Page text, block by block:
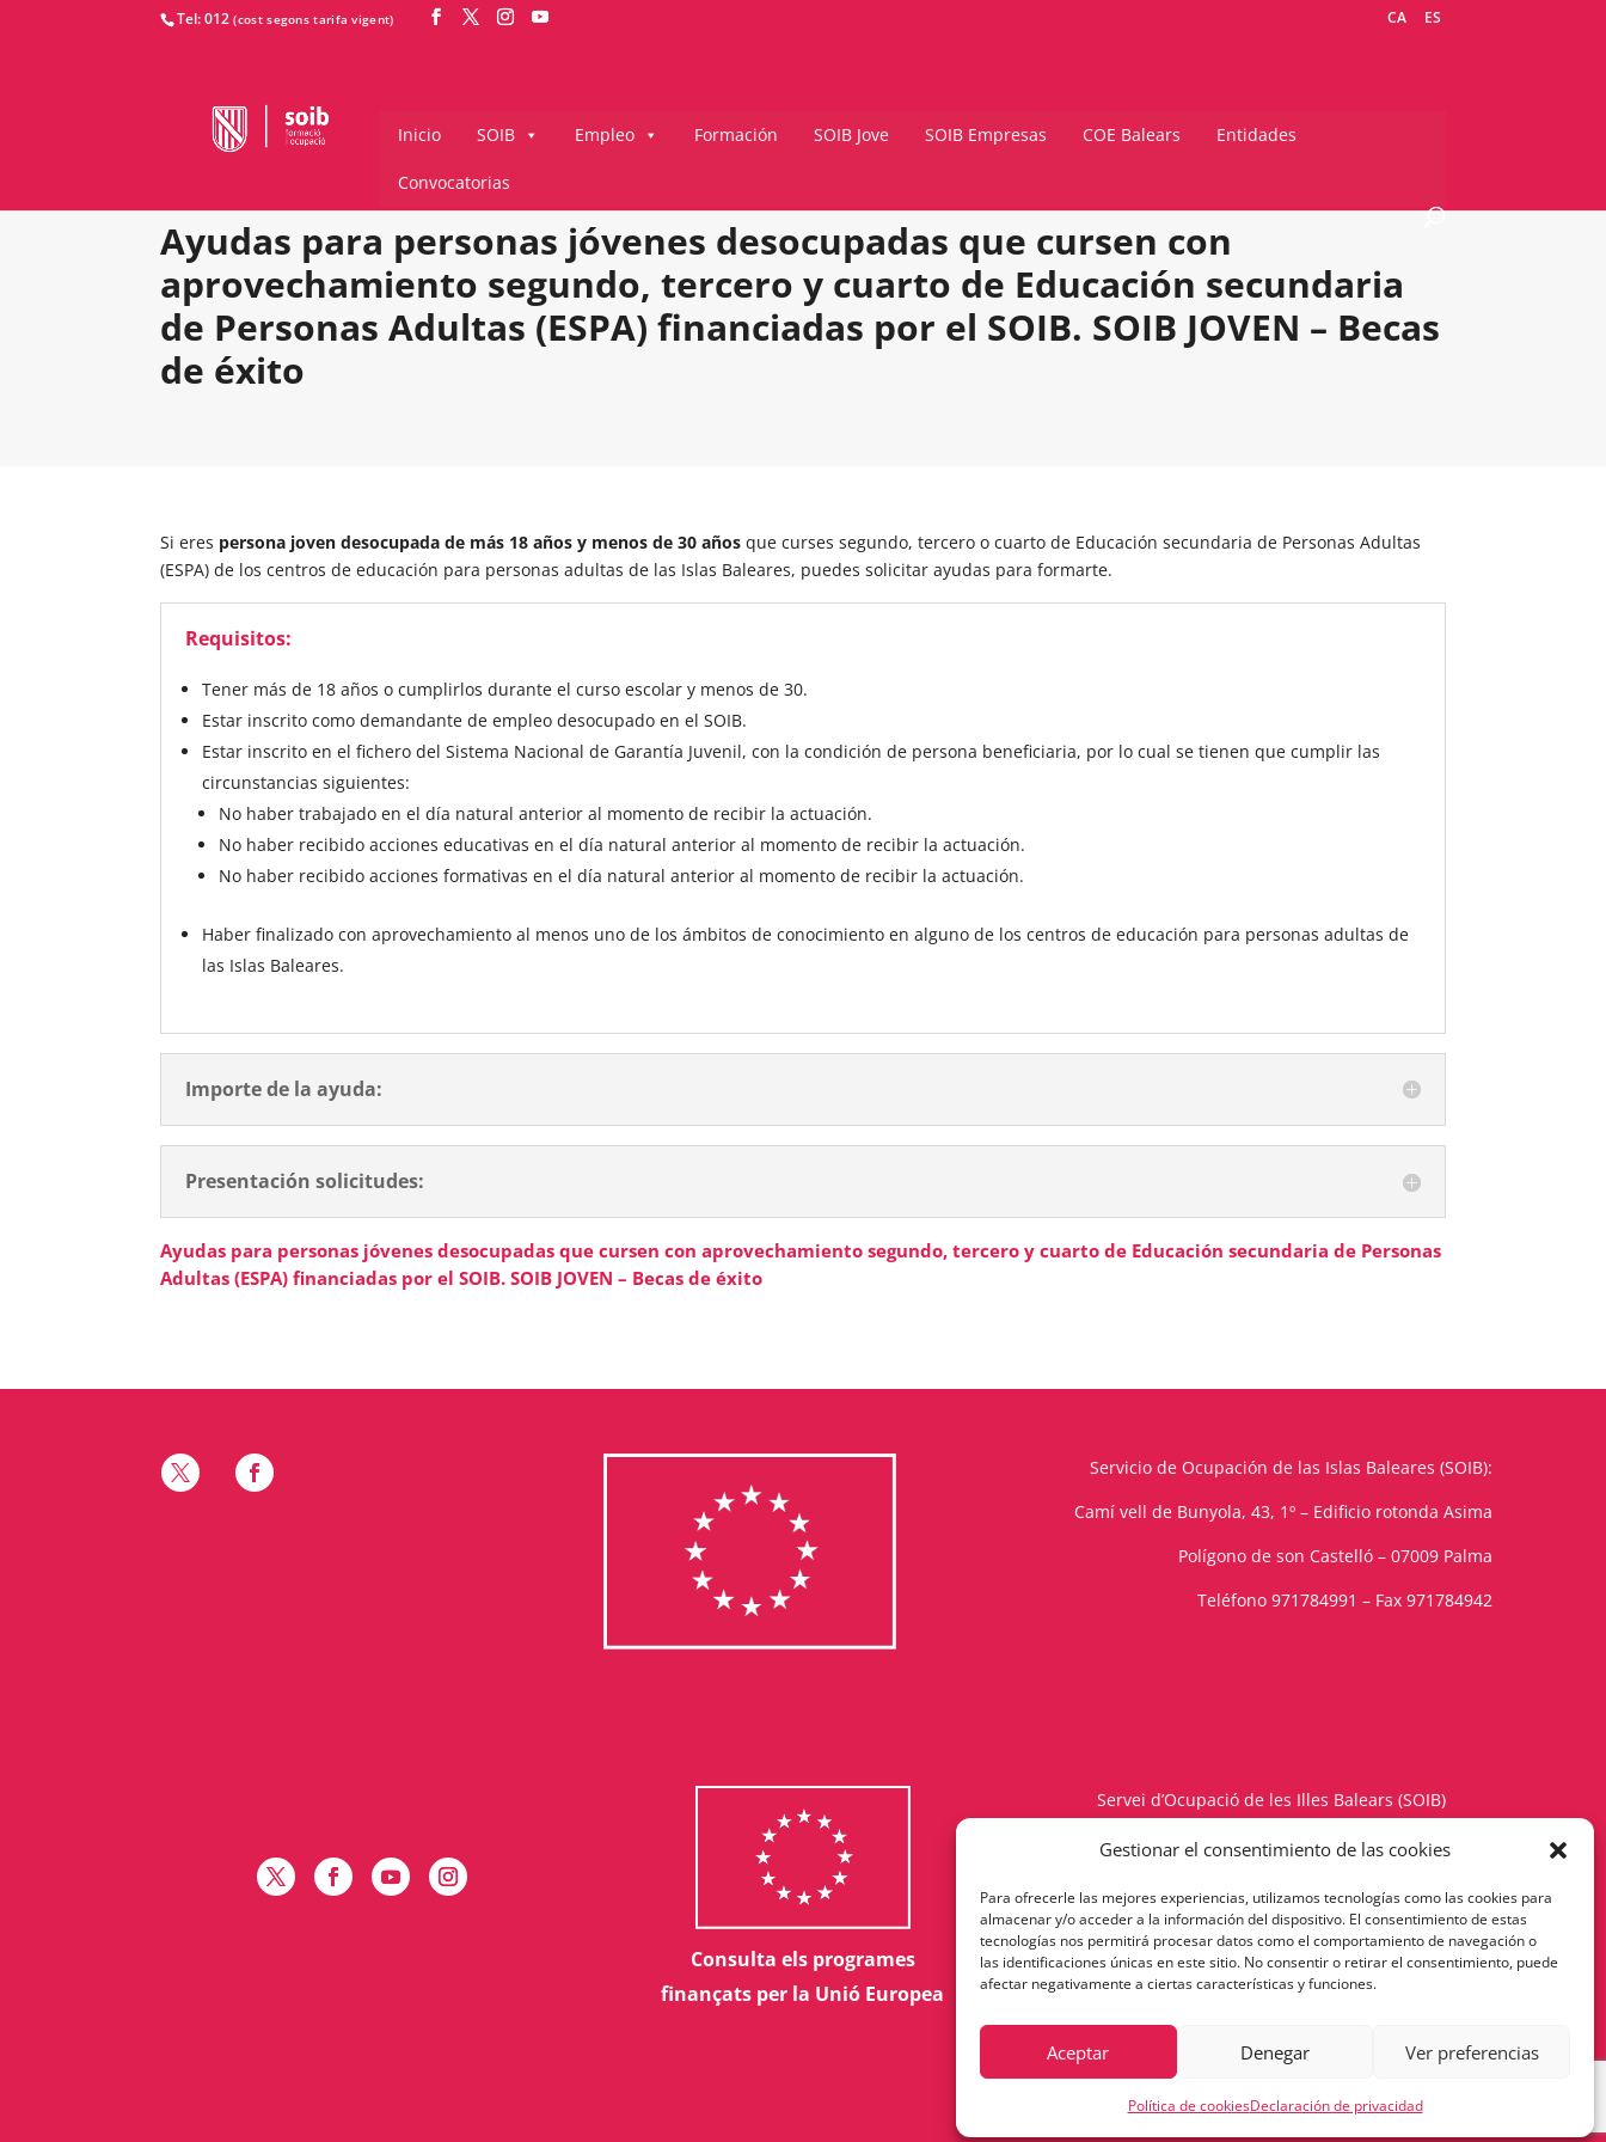
Gestionar el consentimiento de las cookies
Para ofrecerle las mejores experiencias, utilizamos tecnologías como las cookies para
almacenar y/o acceder a la información del dispositivo. El consentimiento de estas
tecnologías nos permitirá procesar datos como el comportamiento de navegación o
las identificaciones únicas en este sitio. No consentir o retirar el consentimiento, puede
afectar negativamente a ciertas características y funciones.
Aceptar Denegar Ver preferencias
Política de cookiesDeclaración de privacidad
Tel: 012 CA ES
Inicio SOIB Empleo Formación SOIB Jove SOIB Empresas COE Balears Entidades
Convocatorias
Ayudas para personas jóvenes desocupadas que cursen con
aprovechamiento segundo, tercero y cuarto de Educación secundaria
de Personas Adultas (ESPA) financiadas por el SOIB. SOIB JOVEN – Becas
de éxito
Si eres persona joven desocupada de más 18 años y menos de 30 años que curses segundo, tercero o cuarto de Educación secundaria de Personas Adultas
(ESPA) de los centros de educación para personas adultas de las Islas Baleares, puedes solicitar ayudas para formarte.
Requisitos:
Tener más de 18 años o cumplirlos durante el curso escolar y menos de 30.
Estar inscrito como demandante de empleo desocupado en el SOIB.
Estar inscrito en el fichero del Sistema Nacional de Garantía Juvenil, con la condición de persona beneficiaria, por lo cual se tienen que cumplir las
circunstancias siguientes:
No haber trabajado en el día natural anterior al momento de recibir la actuación.
No haber recibido acciones educativas en el día natural anterior al momento de recibir la actuación.
No haber recibido acciones formativas en el día natural anterior al momento de recibir la actuación.
Haber finalizado con aprovechamiento al menos uno de los ámbitos de conocimiento en alguno de los centros de educación para personas adultas de
las Islas Baleares.
Importe de la ayuda:
Presentación solicitudes:
Ayudas para personas jóvenes desocupadas que cursen con aprovechamiento segundo, tercero y cuarto de Educación secundaria de Personas
Adultas (ESPA) financiadas por el SOIB. SOIB JOVEN – Becas de éxito
 
Servicio de Ocupación de las Islas Baleares (SOIB):
Camí vell de Bunyola, 43, 1º – Edificio rotonda Asima
Polígono de son Castelló – 07009 Palma
Teléfono 971784991 – Fax 971784942
Consulta els programes
finançats per la Unió Europea
Servei d’Ocupació de les Illes Balears (SOIB)
Carrer del Gremi d’Hortolans, 11, 1a planta
Telèfon 971177900 – Fax 971176342
Política de Privacitat